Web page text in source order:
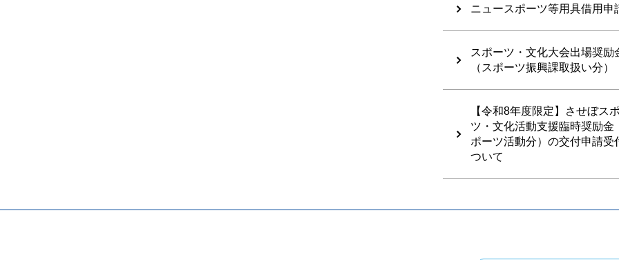
ニュースポーツ等用具借用申
スポーツ・文化大会出場奨励
（スポーツ振興課取扱い分）
【令和8年度限定】させぼス
ツ・文化活動支援臨時奨励金
ポーツ活動分）の交付申請受
ついて